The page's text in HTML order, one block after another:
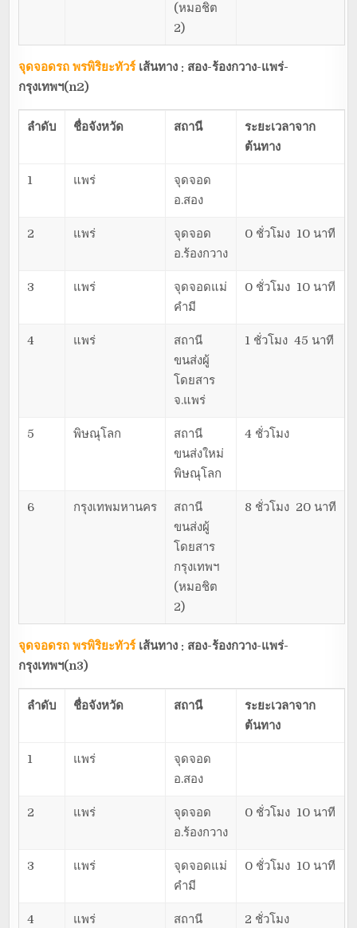
(หมอชิต
2)
จุดจอดรถ พรพิริยะทัวร์เส้นทาง : สอง-ร้องกวาง-แพร่-
กรุงเทพฯ(n2)
ลำดับ ชื่อจังหวัด สถานี
ระยะเวลาจาก
ต้นทาง
1 แพร่
จุดจอด
อ.สอง
2 แพร่
จุดจอด
อ.ร้องกวาง
0 ชั่วโมง 10 นาที
3 แพร่
จุดจอดแม่
คำมี
0 ชั่วโมง 10 นาที
4 แพร่
สถานี
ขนส่งผู้
โดยสาร
จ.แพร่
1 ชั่วโมง 45 นาที
5 พิษณุโลก
สถานี
ขนส่งใหม่
พิษณุโลก
4 ชั่วโมง
6 กรุงเทพมหานคร
สถานี
ขนส่งผู้
โดยสาร
กรุงเทพฯ
(หมอชิต
2)
8 ชั่วโมง 20 นาที
จุดจอดรถ พรพิริยะทัวร์เส้นทาง : สอง-ร้องกวาง-แพร่-
กรุงเทพฯ(n3)
ลำดับ ชื่อจังหวัด สถานี
ระยะเวลาจาก
ต้นทาง
1 แพร่
จุดจอด
อ.สอง
2 แพร่
จุดจอด
อ.ร้องกวาง
0 ชั่วโมง 10 นาที
3 แพร่
จุดจอดแม่
คำมี
0 ชั่วโมง 10 นาที
4 แพร่
สถานี
2 ชั่วโมง